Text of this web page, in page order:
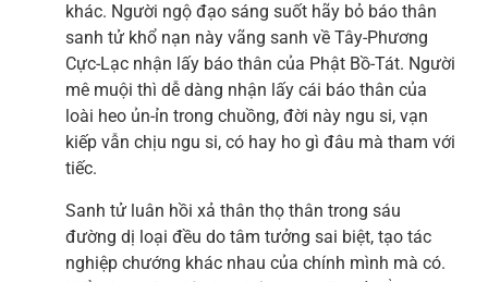
khác. Người ngộ đạo sáng suốt hãy bỏ báo thân
sanh tử khổ nạn này vãng sanh về Tây-Phương
Cực-Lạc nhận lấy báo thân của Phật Bồ-Tát. Người
mê muội thì dễ dàng nhận lấy cái báo thân của
loài heo ủn-ỉn trong chuồng, đời này ngu si, vạn
kiếp vẫn chịu ngu si, có hay ho gì đâu mà tham với
tiếc.
Sanh tử luân hồi xả thân thọ thân trong sáu
đường dị loại đều do tâm tưởng sai biệt, tạo tác
nghiệp chướng khác nhau của chính mình mà có.